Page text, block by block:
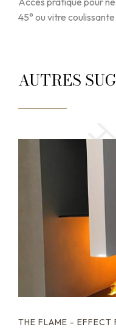
45° ou vitre
AUTRES
THE FLAME - EFFECT